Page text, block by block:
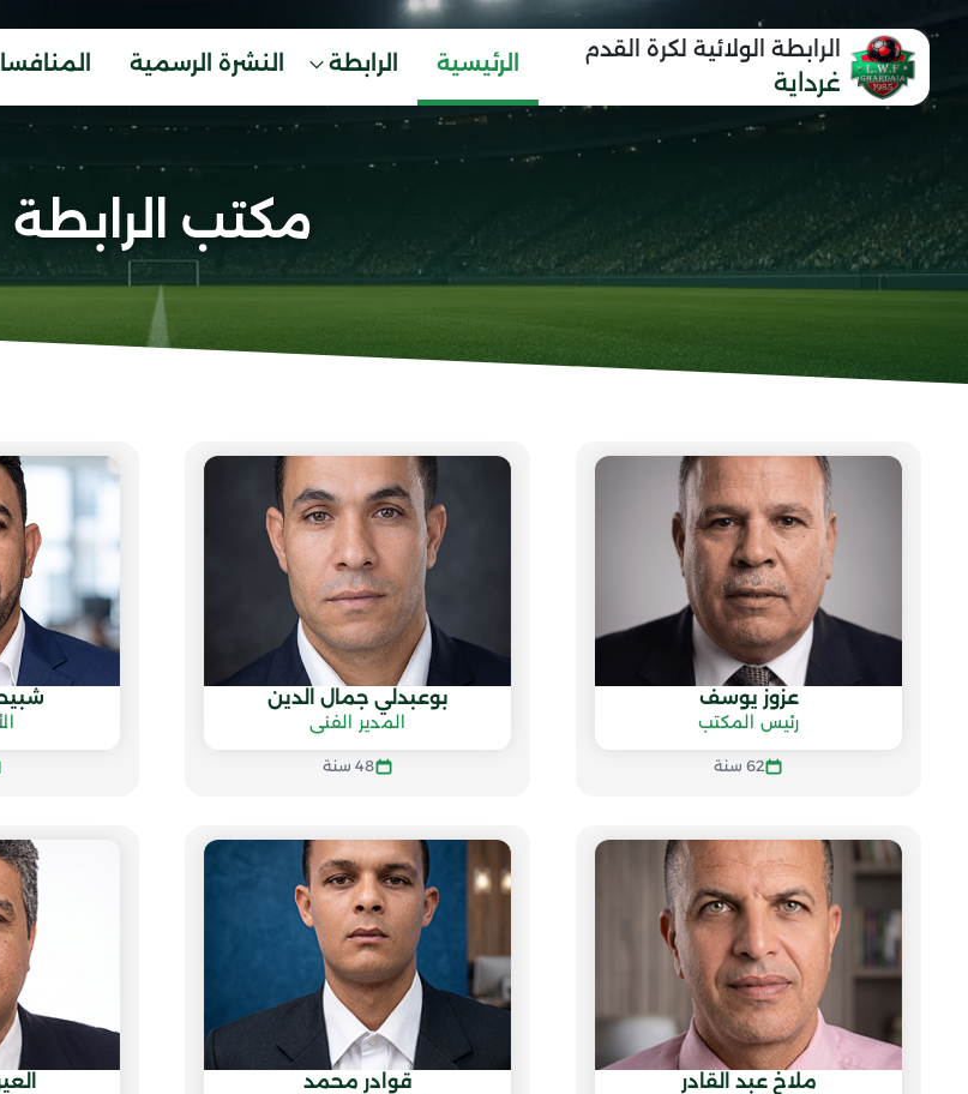
الرابطة الولائية لكرة القدم
غرداية
الرئيسية الرابطة النشرة الرسمية
مكتب الرابطة
عزوز يوسف
رئيس المكتب
62 سنة
بوعبدلي جمال الدين
المدير الفني
48 سنة
ملاخ عبد القادر قوادر محمد